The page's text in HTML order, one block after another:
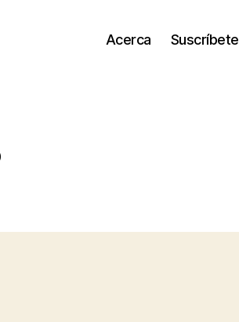
Acerca Suscríbete